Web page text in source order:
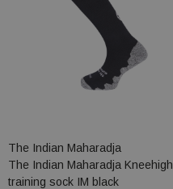
The Indian Maharadja
The Indian Maharadja Kneehigh
training sock IM black